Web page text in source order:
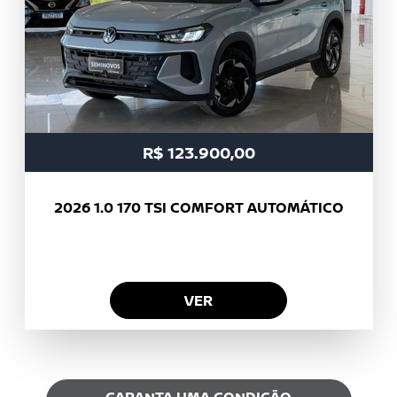
R$ 123.900,00
2026 1.0 170 TSI COMFORT AUTOMÁTICO
VER